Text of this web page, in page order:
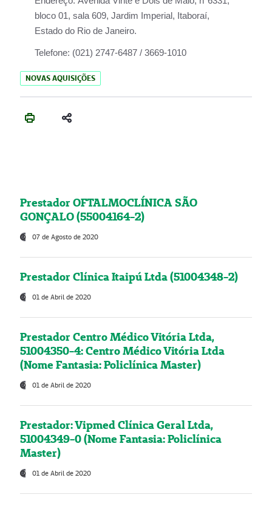
bloco 01, sala 609, Jardim Imperial, Itaboraí,
Estado do Rio de Janeiro.
Telefone: (021) 2747-6487 / 3669-1010
NOVAS AQUISIÇÕES
Prestador OFTALMOCLÍNICA SÃO
GONÇALO (55004164-2)
07 de Agosto de 2020
Prestador Clínica Itaipú Ltda (51004348-2)
01 de Abril de 2020
Prestador Centro Médico Vitória Ltda,
51004350-4: Centro Médico Vitória Ltda
(Nome Fantasia: Policlínica Master)
01 de Abril de 2020
Prestador: Vipmed Clínica Geral Ltda,
51004349-0 (Nome Fantasia: Policlínica
Master)
01 de Abril de 2020